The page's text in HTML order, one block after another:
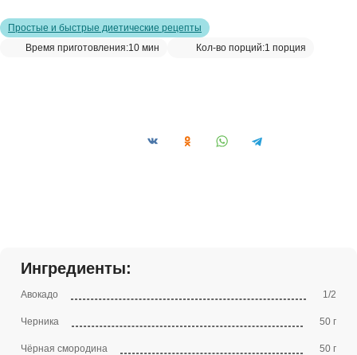
Простые и быстрые диетические рецепты
Время приготовления:10 мин Кол-во порций:1 порция
Ингредиенты:
Авокадо 1/2
Черника 50 г
Чёрная смородина 50 г